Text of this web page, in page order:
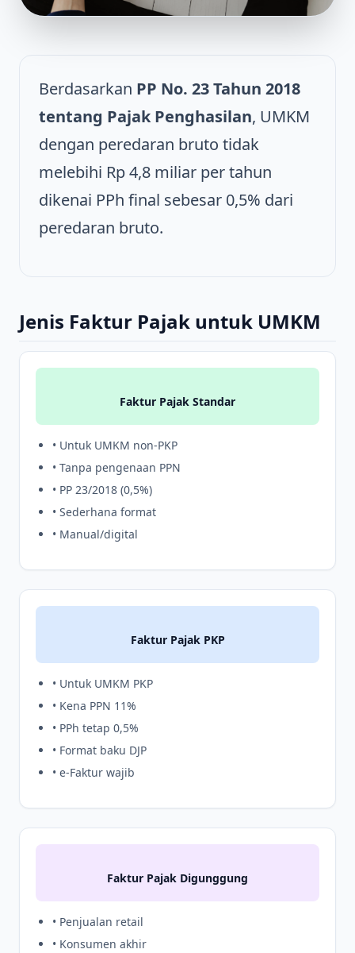
Berdasarkan PP No. 23 Tahun 2018
tentang Pajak Penghasilan, UMKM
dengan peredaran bruto tidak
melebihi Rp 4,8 miliar per tahun
dikenai PPh final sebesar 0,5% dari
peredaran bruto.
Jenis Faktur Pajak untuk UMKM
Faktur Pajak Standar
• Untuk UMKM non-PKP
• Tanpa pengenaan PPN
• PP 23/2018 (0,5%)
• Sederhana format
• Manual/digital
Faktur Pajak PKP
• Untuk UMKM PKP
• Kena PPN 11%
• PPh tetap 0,5%
• Format baku DJP
• e-Faktur wajib
Faktur Pajak Digunggung
• Penjualan retail
• Konsumen akhir